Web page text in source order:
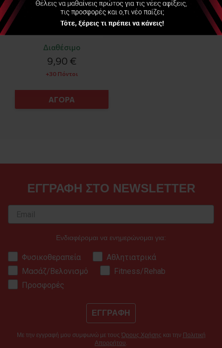
Διαθέσιμο
9,90 €
+30 Πόντοι
ΑΓΟΡΑ
ΕΓΓΡΑΦΗ ΣΤΟ NEWSLETTER
Ενδιαφέρομαι να ενημερώνομαι για:
Φυσικοθεραπεία
Αθλητιατρικά
Μασάζ/Βελονισμό
Fitness/Rehab
Προσφορές
ΕΓΓΡΑΦΗ
Με την εγγραφή μου συμφωνώ με τους Όρους Χρήσης και την Πολιτική
Απορρήτου.